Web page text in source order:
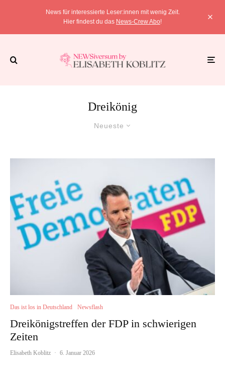
News für interessierte Leser:innen mit wenig Zeit.
Hier findest du das News-Crew Abo!
Dreikönig
Neueste
Das ist los in Deutschland Newsflash
Dreikönigstreffen der FDP in schwierigen
Zeiten
Elisabeth Koblitz · 6. Januar 2026